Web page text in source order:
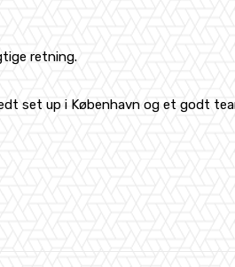
retning.
set up i København og et godt